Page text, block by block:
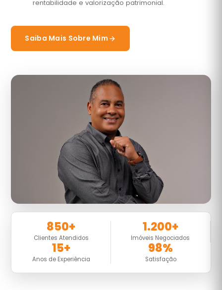
rentabilidade e valorização patrimonial.
Saiba Mais Sobre Mim
850+
Clientes Atendidos
1.200+
Imóveis Negociados
15+
Anos de Experiência
98%
Satisfação